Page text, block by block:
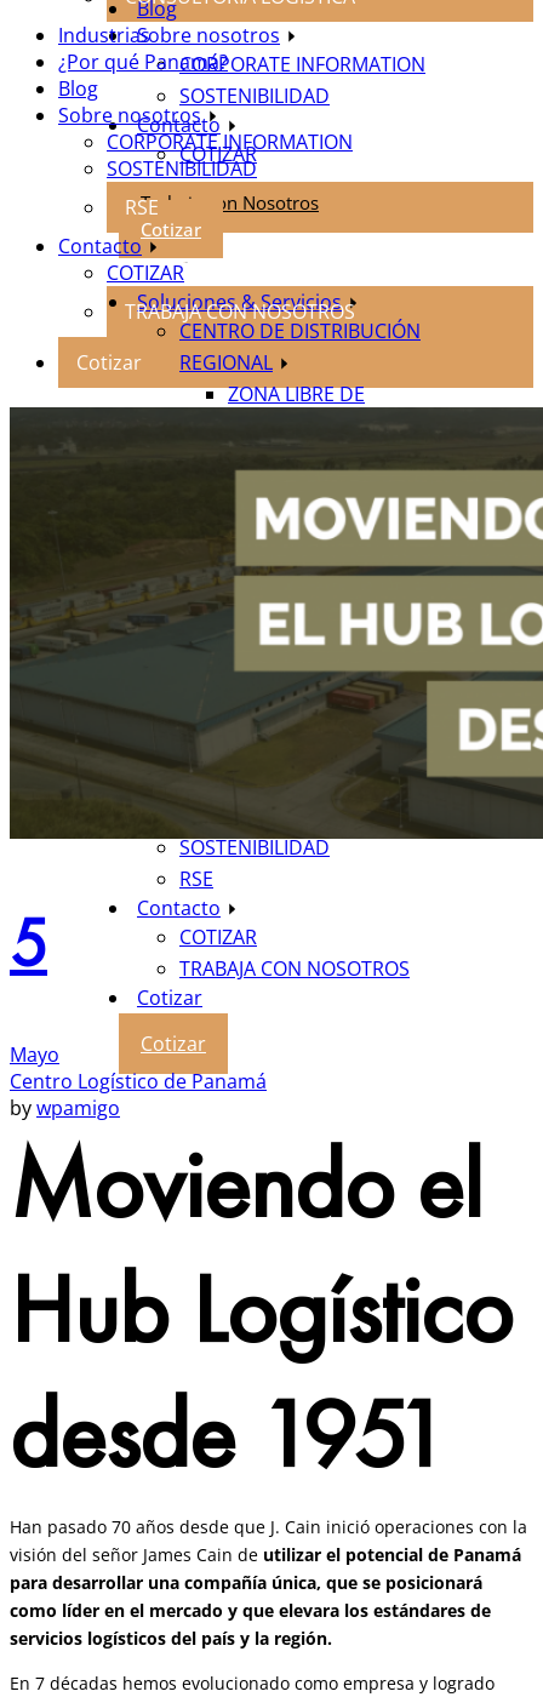
Blog
Sobre nosotros
CORPORATE INFORMATION
SOSTENIBILIDAD
Contacto
COTIZAR
Trabaja con Nosotros
Cotizar
Soluciones & Servicios
CENTRO DE DISTRIBUCIÓN
REGIONAL
ZONA LIBRE DE
DE CONTROL
VALORES AGREGADOS
SOLUCIONES TI
CENTRO DE COMERCIO
ELECTRÓNICO
CONSULTORÍA LOGÍSTICA
Industrias
¿Por qué Panamá?
Blog
Sobre nosotros
SOSTENIBILIDAD
RSE
Contacto
COTIZAR
TRABAJA CON NOSOTROS
Cotizar
Cotizar
Industrias
¿Por qué Panamá?
Blog
Sobre nosotros
CORPORATE INFORMATION
SOSTENIBILIDAD
RSE
Contacto
COTIZAR
TRABAJA CON NOSOTROS
Cotizar
5
Mayo
Centro Logístico de Panamá
bywpamigo
Moviendo el
Hub Logístico
desde 1951
Han pasado 70 años desde que J. Cain inició operaciones con la
visión del señor James Cain de utilizar el potencial de Panamá
para desarrollar una compañía única, que se posicionará
como líder en el mercado y que elevara los estándares de
servicios logísticos del país y la región.
En 7 décadas hemos evolucionado como empresa y logrado